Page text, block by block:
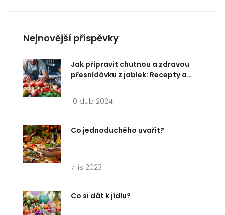
Nejnovější příspěvky
Jak připravit chutnou a zdravou
přesnídávku z jablek: Recepty a
10 dub 2024
Co jednoduchého uvařit?
7 lis 2023
Co si dát k jídlu?